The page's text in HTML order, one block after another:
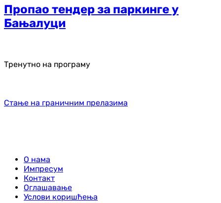
Пропао тендер за паркинге у
Бањалуци
Тренутно на програму
Стање на граничним прелазима
О нама
Импресум
Контакт
Оглашавање
Услови коришћења